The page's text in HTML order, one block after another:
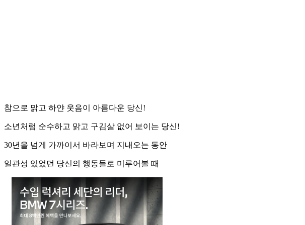
참으로 맑고 하얀 웃음이 아름다운 당신!
소년처럼 순수하고 맑고 구김살 없어 보이는 당신!
30년을 넘게 가까이서 바라보며 지내오는 동안
일관성 있었던 당신의 행동들로 미루어볼 때